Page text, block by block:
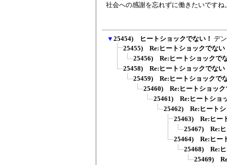
社会への感謝を忘れずに働きたいですね
▼ 25454) ヒートショックでない！ デ
25455) Re:ヒートショックでない
25456) Re:ヒートショックで
25458) Re:ヒートショックでない
25459) Re:ヒートショックで
25460) Re:ヒートショック
25461) Re:ヒートショ
25462) Re:ヒートシ
25463) Re:ヒー
25467) Re:ヒ
25464) Re:ヒー
25468) Re:ヒ
25469)